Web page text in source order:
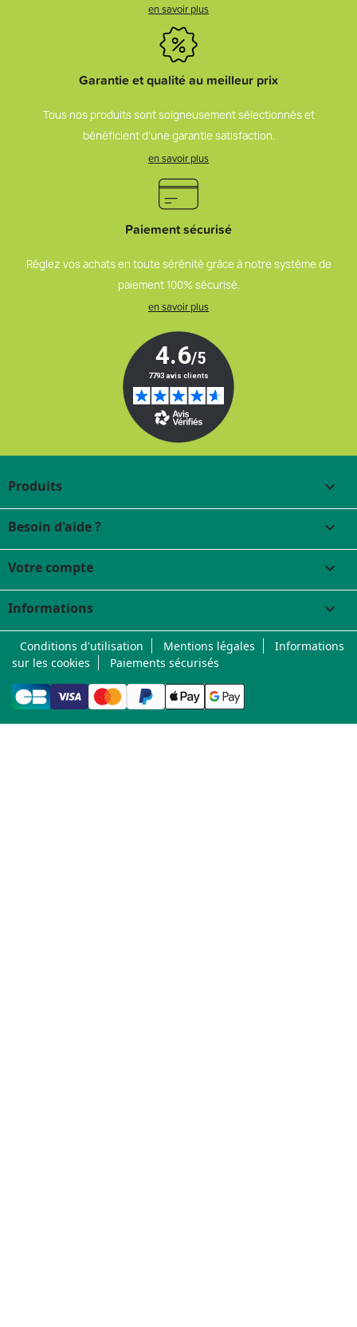
en savoir plus
Garantie et qualité au meilleur prix
Tous nos produits sont soigneusement sélectionnés et
bénéficient d’une garantie satisfaction.
en savoir plus
Paiement sécurisé
Réglez vos achats en toute sérénité grâce à notre système de
paiement 100% sécurisé.
en savoir plus
Produits 
Besoin d'aide ? 
Votre compte 
Informations keyboard_arrow_down
Conditions d'utilisation Mentions légales
Informations
sur les cookies
Paiements sécurisés